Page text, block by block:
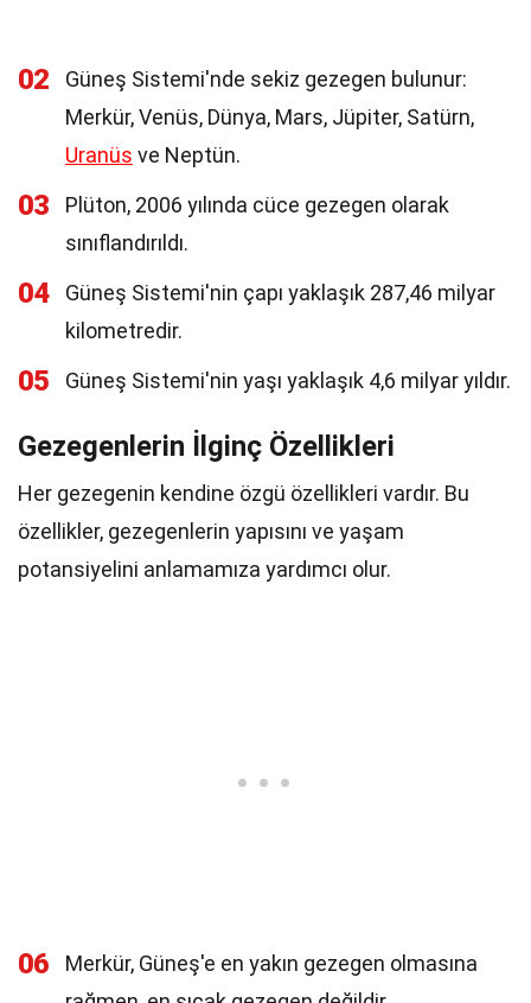
02
Güneş Sistemi'nde sekiz gezegen bulunur:
Merkür, Venüs, Dünya, Mars, Jüpiter, Satürn,
Uranüs ve Neptün.
03
Plüton, 2006 yılında cüce gezegen olarak
sınıflandırıldı.
04
Güneş Sistemi'nin çapı yaklaşık 287,46 milyar
kilometredir.
05 Güneş Sistemi'nin yaşı yaklaşık 4,6 milyar yıldır.
Gezegenlerin İlginç Özellikleri
Her gezegenin kendine özgü özellikleri vardır. Bu
özellikler, gezegenlerin yapısını ve yaşam
potansiyelini anlamamıza yardımcı olur.
06
Merkür, Güneş'e en yakın gezegen olmasına